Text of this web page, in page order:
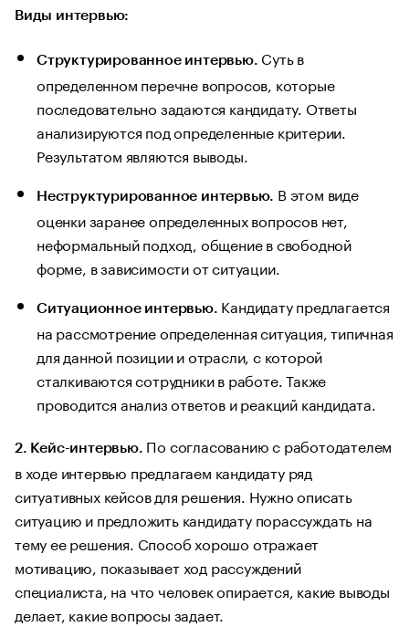
Виды интервью:
Структурированное интервью. Суть в
определенном перечне вопросов, которые
последовательно задаются кандидату. Ответы
анализируются под определенные критерии.
Результатом являются выводы.
Неструктурированное интервью. В этом виде
оценки заранее определенных вопросов нет,
неформальный подход, общение в свободной
форме, в зависимости от ситуации.
Ситуационное интервью. Кандидату предлагается
на рассмотрение определенная ситуация, типичная
для данной позиции и отрасли, с которой
сталкиваются сотрудники в работе. Также
проводится анализ ответов и реакций кандидата.
2. Кейс-интервью. По согласованию с работодателем
в ходе интервью предлагаем кандидату ряд
ситуативных кейсов для решения. Нужно описать
ситуацию и предложить кандидату порассуждать на
тему ее решения. Способ хорошо отражает
мотивацию, показывает ход рассуждений
специалиста, на что человек опирается, какие выводы
делает, какие вопросы задает.